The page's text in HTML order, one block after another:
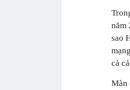
năm
sao
cả
Màn